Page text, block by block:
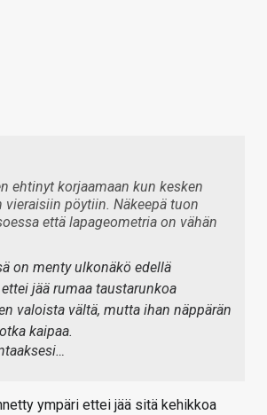
ehtinyt korjaamaan kun kesken
vieraisiin pöytiin. Näkeepä tuon
että lapageometria on vähän
on menty ulkonäkö edellä
jää rumaa taustarunkoa
valoista vältä, mutta ihan näppärän
kaipaa.
ympäri ettei jää sitä kehikkoa